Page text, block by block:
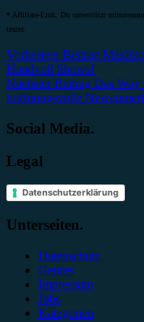
* Affiliate-Link: Du unterstützt
teurer.
Beitragsnavigation
Vorheriger Beitrag
Handvoll Shows!
Nächster Beitrag Das Way
hoffnungsvolle Newcomer!
Social Media.
Legal
Datenschutzerklärung
Unterseiten.
Datenschutz
Genres
Impressum
Jobs
Kategorien